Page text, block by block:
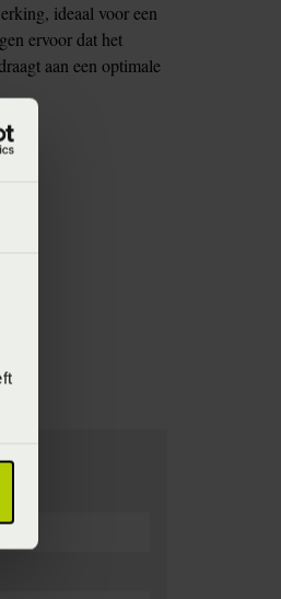
ideaal voor een
ervoor dat het
aan een optimale